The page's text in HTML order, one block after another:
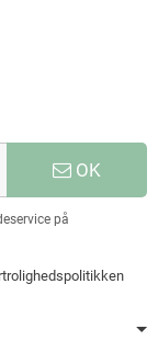
OK
på